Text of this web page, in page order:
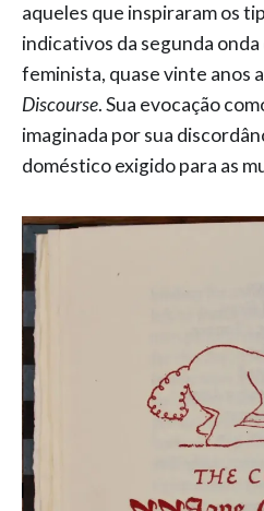
aqueles que inspiraram os
indicativos da segunda
feminista, quase vinte anos
Discourse. Sua evocação
imaginada por sua
doméstico exigido para as